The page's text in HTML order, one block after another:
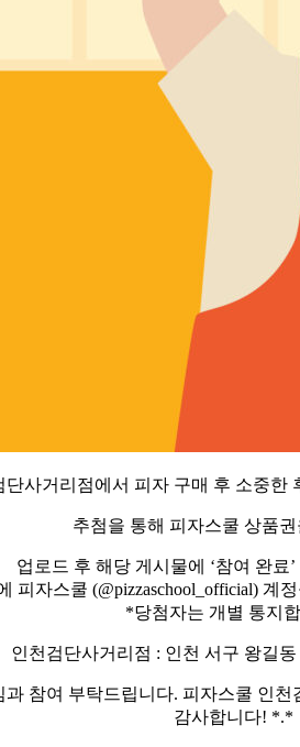
단사거리점에서 피자 구매 후 소중한
추첨을 통해 피자스쿨 상품
업로드 후 해당 게시물에 ‘참여 완료
피자스쿨 (@pizzaschool_official) 계
*당첨자는 개별 통지
인천검단사거리점 : 인천 서구 왕길동
과 참여 부탁드립니다. 피자스쿨 인
감사합니다! *.*